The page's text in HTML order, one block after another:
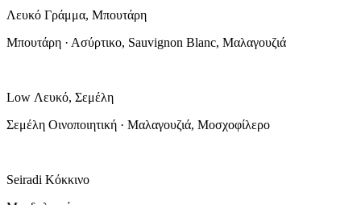
Λευκό Γράμμα, Μπουτάρη
Μπουτάρη · Ασύρτικο, Sauvignon Blanc, Μαλαγουζιά
Low Λευκό, Σεμέλη
Σεμέλη Οινοποιητική · Μαλαγουζιά, Μοσχοφίλερο
Seiradi Κόκκινο